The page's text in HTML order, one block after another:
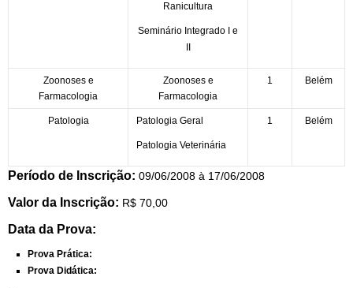
Ranicultura
Seminário Integrado I e
Zoonoses e
Farmacologia
Zoonoses e
Farmacologia
1 Belém
Patologia Patologia Geral
Patologia Veterinária
1 Belém
Período de Inscrição: 09/06/2008 à 17/06/2008
Valor da Inscrição: R$ 70,00
Data da Prova:
Prova Prática:
Prova Didática: